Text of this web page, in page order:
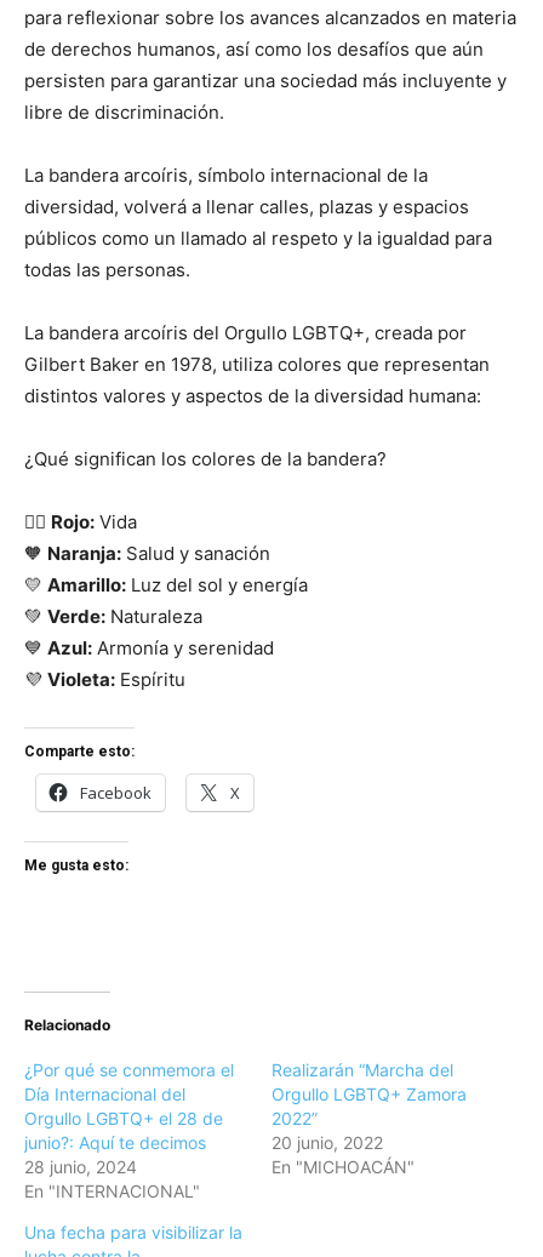
para reflexionar sobre los avances alcanzados en materia
de derechos humanos, así como los desafíos que aún
persisten para garantizar una sociedad más incluyente y
libre de discriminación.
La bandera arcoíris, símbolo internacional de la
diversidad, volverá a llenar calles, plazas y espacios
públicos como un llamado al respeto y la igualdad para
todas las personas.
La bandera arcoíris del Orgullo LGBTQ+, creada por
Gilbert Baker en 1978, utiliza colores que representan
distintos valores y aspectos de la diversidad humana:
¿Qué significan los colores de la bandera?
🏳️‍🌈 Rojo: Vida
🧡 Naranja: Salud y sanación
💛 Amarillo: Luz del sol y energía
💚 Verde: Naturaleza
💙 Azul: Armonía y serenidad
💜 Violeta: Espíritu
Comparte esto:
Facebook X
Me gusta esto:
Relacionado
¿Por qué se conmemora el
Día Internacional del
Orgullo LGBTQ+ el 28 de
junio?: Aquí te decimos
28 junio, 2024
En "INTERNACIONAL"
Realizarán “Marcha del
Orgullo LGBTQ+ Zamora
2022”
20 junio, 2022
En "MICHOACÁN"
Una fecha para visibilizar la